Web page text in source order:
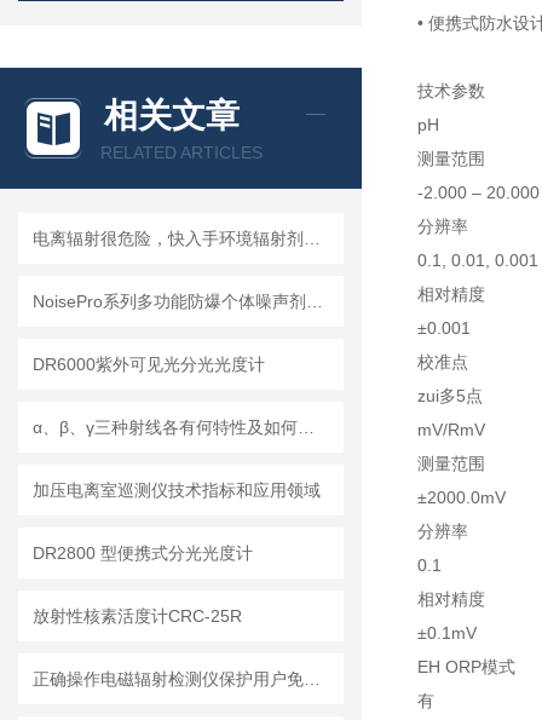
相关文章
RELATED ARTICLES
DR6000紫外可见光分光光度计
加压电离室巡测仪技术指标和应用领域
DR2800 型便携式分光光度计
放射性核素活度计CRC-25R
• 便携式防水设
技术参数
pH
测量范围
-2.000 – 20.000
分辨率
0.1, 0.01, 0.001
相对精度
±0.001
校准点
zui多5点
mV/RmV
测量范围
±2000.0mV
分辨率
0.1
相对精度
±0.1mV
EH ORP模式
有